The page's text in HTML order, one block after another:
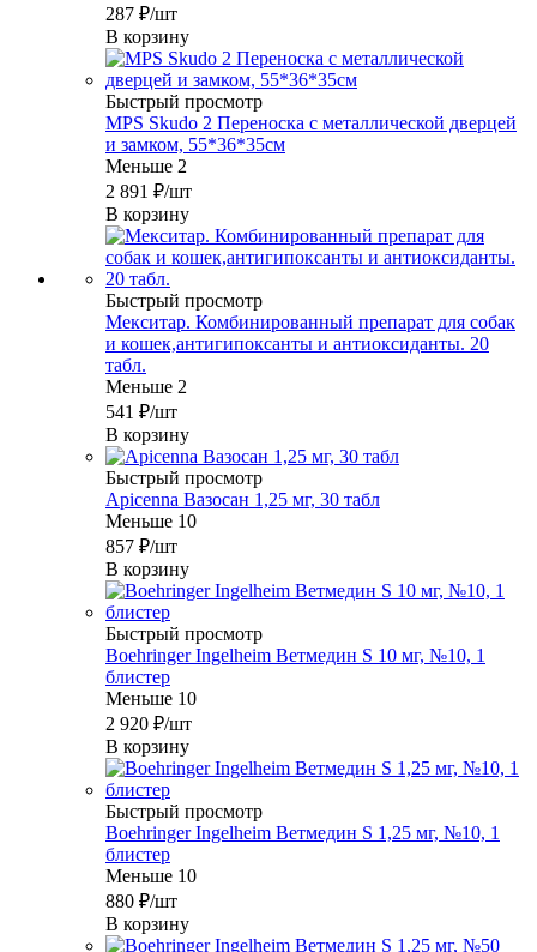
287 ₽/шт
В корзину
Быстрый просмотр
MPS Skudo 2 Переноска с металлической дверцей
и замком, 55*36*35см
Меньше 2
2 891 ₽/шт
В корзину
Быстрый просмотр
Мекситар. Комбинированный препарат для собак
и кошек,антигипоксанты и антиоксиданты. 20
табл.
Меньше 2
541 ₽/шт
В корзину
Быстрый просмотр
Apicenna Вазосан 1,25 мг, 30 табл
Меньше 10
857 ₽/шт
В корзину
Быстрый просмотр
Boehringer Ingelheim Ветмедин S 10 мг, №10, 1
блистер
Меньше 10
2 920 ₽/шт
В корзину
Быстрый просмотр
Boehringer Ingelheim Ветмедин S 1,25 мг, №10, 1
блистер
Меньше 10
880 ₽/шт
В корзину